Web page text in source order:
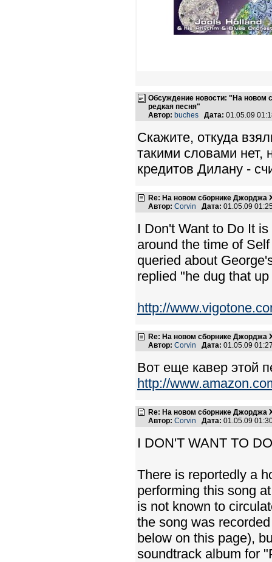
Обсуждение новости: "На новом
редкая песня"
Автор: buches Дата: 01.05.09
Скажите, откуда
такими словами нет,
кредитов Дилану -
Re: На новом сборнике Джорджа
Автор: Corvin Дата: 01.05.09
I Don't Want to Do It
around the time of
queried about
replied "he dug that
http://
Re: На новом сборнике Джорджа
Автор: Corvin Дата: 01.05.09
Вот еще кавер этой
http://
Re: На новом сборнике Джорджа
Автор: Corvin Дата: 01.05.09
I DON'T WANT TO
There is reportedly a
performing this song
is not known to
the song was
below on this page),
soundtrack album for